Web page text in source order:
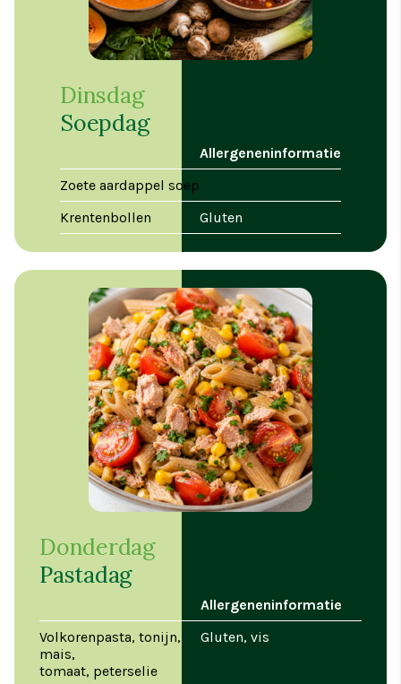
Dinsdag
Soepdag
Allergeneninformatie
Zoete aardappel soep
Krentenbollen
Gluten
Donderdag
Pastadag
Allergeneninformatie
Volkorenpasta, tonijn,
mais,
tomaat, peterselie
Gluten, vis